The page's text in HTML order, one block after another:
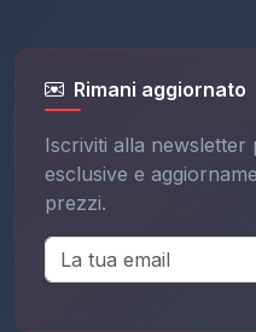
Rimani aggiornato
Iscriviti alla newsletter
esclusive e
prezzi.